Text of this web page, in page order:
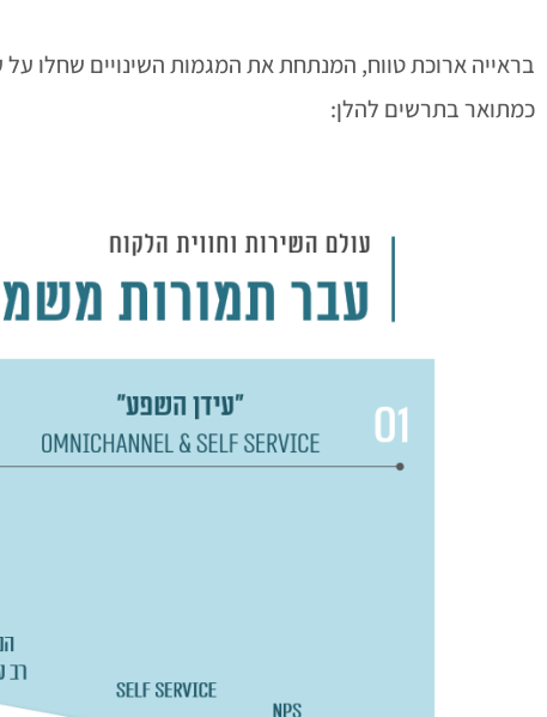
בראייה ארוכת טווח, המנתחת את המגמות השינויים שחלו על
כמתואר בתרשים להלן: